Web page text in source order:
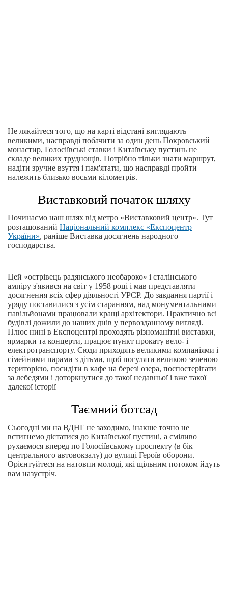
Не лякайтеся того, що на карті відстані виглядають
великими, насправді побачити за один день Покровський
монастир, Голосіївські ставки і Китаївську пустинь не
складе великих труднощів. Потрібно тільки знати маршрут,
надіти зручне взуття і пам'ятати, що насправді пройти
належить близько восьми кілометрів.
Виставковий початок шляху
Починаємо наш шлях від метро «Виставковий центр». Тут
розташований Національний комплекс «Експоцентр
України», раніше Виставка досягнень народного
господарства.
Цей «острівець радянського необароко» і сталінського
ампіру з'явився на світ у 1958 році і мав представляти
досягнення всіх сфер діяльності УРСР. До завдання партії і
уряду поставилися з усім старанням, над монументальними
павільйонами працювали кращі архітектори. Практично всі
будівлі дожили до наших днів у первозданному вигляді.
Плюс нині в Експоцентрі проходять різноманітні виставки,
ярмарки та концерти, працює пункт прокату вело- і
електротранспорту. Сюди приходять великими компаніями і
сімейними парами з дітьми, щоб погуляти великою зеленою
територією, посидіти в кафе на березі озера, поспостерігати
за лебедями і доторкнутися до такої недавньої і вже такої
далекої історії
Таємний ботсад
Сьогодні ми на ВДНГ не заходимо, інакше точно не
встигнемо дістатися до Китаївської пустині, а сміливо
рухаємося вперед по Голосіївському проспекту (в бік
центрального автовокзалу) до вулиці Героїв оборони.
Орієнтуйтеся на натовпи молоді, які щільним потоком йдуть
вам назустріч.